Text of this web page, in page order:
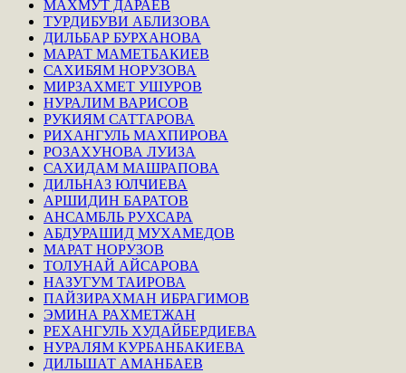
МАХМУТ ДАРАЕВ
ТУРДИБУВИ АБЛИЗОВА
ДИЛЬБАР БУРХАНОВА
МАРАТ МАМЕТБАКИЕВ
САХИБЯМ НОРУЗОВА
МИРЗАХМЕТ УШУРОВ
НУРАЛИМ ВАРИСОВ
РУКИЯМ САТТАРОВА
РИХАНГУЛЬ МАХПИРОВА
РОЗАХУНОВА ЛУИЗА
САХИДАМ МАШРАПОВА
ДИЛЬНАЗ ЮЛЧИЕВА
АРШИДИН БАРАТОВ
АНСАМБЛЬ РУХСАРА
АБДУРАШИД МУХАМЕДОВ
МАРАТ НОРУЗОВ
ТОЛУНАЙ АЙСАРОВА
НАЗУГУМ ТАИРОВА
ПАЙЗИРАХМАН ИБРАГИМОВ
ЭМИНА РАХМЕТЖАН
РЕХАНГУЛЬ ХУДАЙБЕРДИЕВА
НУРАЛЯМ КУРБАНБАКИЕВА
ДИЛЬШАТ АМАНБАЕВ